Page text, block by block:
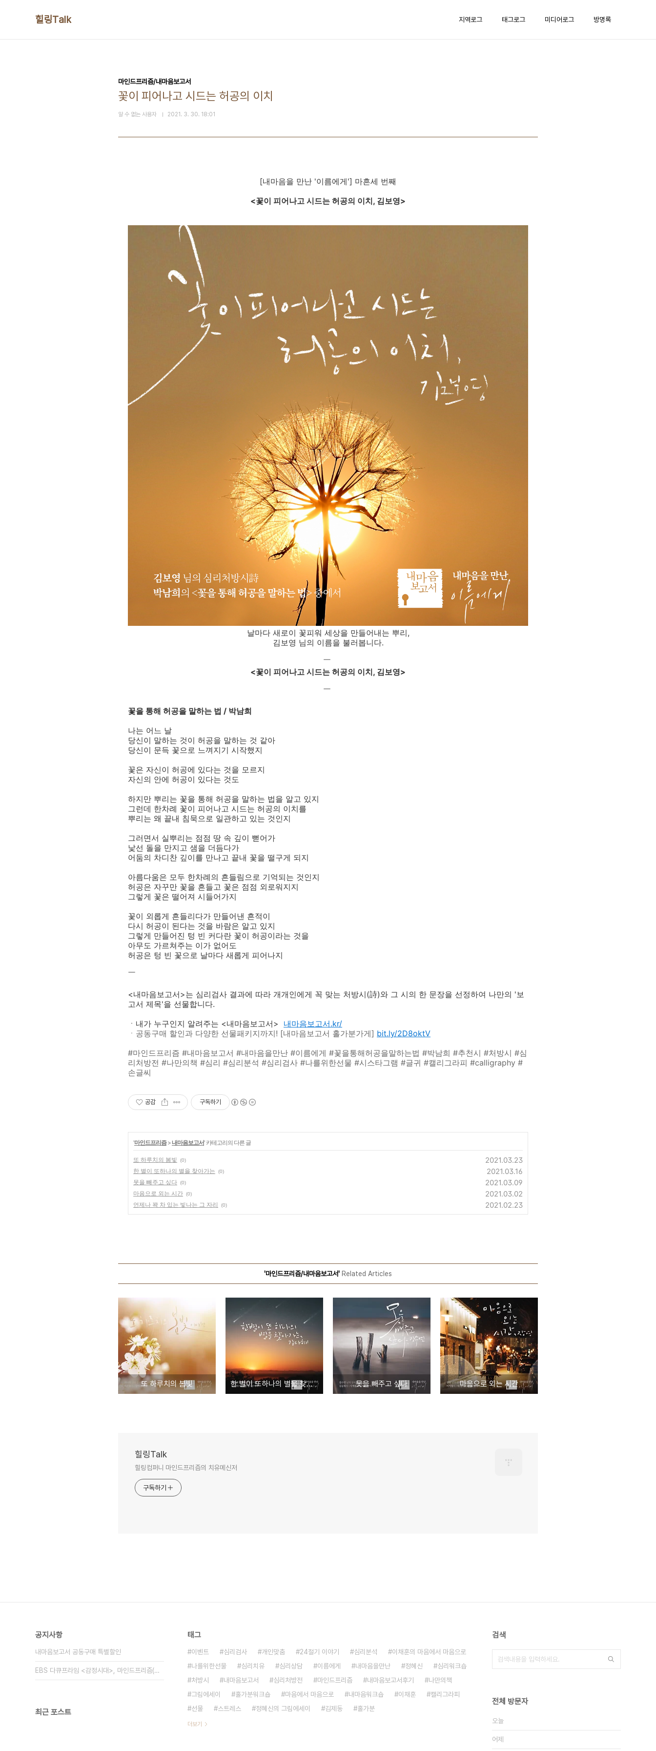
힐링Talk 지역로그 태그로그 미디어로그 방명록
마인드프리즘/내마음보고서
꽃이 피어나고 시드는 허공의 이치
알 수 없는 사용자 2021. 3. 30. 18:01
[내마음을 만난 '이름에게'] 마흔세 번째
<꽃이 피어나고 시드는 허공의 이치, 김보영>
날마다 새로이 꽃피워 세상을 만들어내는 뿌리,
김보영 님의 이름을 불러봅니다.
￣
<꽃이 피어나고 시드는 허공의 이치, 김보영>
￣
꽃을 통해 허공을 말하는 법 / 박남희
나는 어느 날
당신이 말하는 것이 허공을 말하는 것 같아
당신이 문득 꽃으로 느껴지기 시작했지
꽃은 자신이 허공에 있다는 것을 모르지
자신의 안에 허공이 있다는 것도
하지만 뿌리는 꽃을 통해 허공을 말하는 법을 알고 있지
그런데 한차례 꽃이 피어나고 시드는 허공의 이치를
뿌리는 왜 끝내 침묵으로 일관하고 있는 것인지
그러면서 실뿌리는 점점 땅 속 깊이 뻗어가
낯선 돌을 만지고 샘을 더듬다가
어둠의 차디찬 깊이를 만나고 끝내 꽃을 떨구게 되지
아름다움은 모두 한차례의 흔들림으로 기억되는 것인지
허공은 자꾸만 꽃을 흔들고 꽃은 점점 외로워지지
그렇게 꽃은 떨어져 시들어가지
꽃이 외롭게 흔들리다가 만들어낸 흔적이
다시 허공이 된다는 것을 바람은 알고 있지
그렇게 만들어진 텅 빈 커다란 꽃이 허공이라는 것을
아무도 가르쳐주는 이가 없어도
허공은 텅 빈 꽃으로 날마다 새롭게 피어나지
￣
<내마음보고서>는 심리검사 결과에 따라 개개인에게 꼭 맞는 처방시(詩)와 그 시의 한 문장을 선정하여 나만의 '보
고서 제목'을 선물합니다.
ㆍ내가 누구인지 알려주는 <내마음보고서>
내마음보고서.kr/
ㆍ공동구매 할인과 다양한 선물패키지까지! [내마음보고서 홀가분가게] bit.ly/2D8oktV
#마인드프리즘 #내마음보고서 #내마음을만난 #이름에게 #꽃을통해허공을말하는법 #박남희 #추천시 #처방시 #심
리처방전 #나만의책 #심리 #심리분석 #심리검사 #나를위한선물 #시스타그램 #글귀 #캘리그라피 #calligraphy #
손글씨
공감 구독하기
'마인드프리즘>내마음보고서' 카테고리의 다른 글
또 하루치의 봄빛 (0) 2021.03.23
한 별이 또하나의 별을 찾아가는 (0) 2021.03.16
못을 빼주고 싶다 (0) 2021.03.09
마음으로 외는 시간 (0) 2021.03.02
언제나 꽉 차 있는 빛나는 그 자리 (0) 2021.02.23
'마인드프리즘/내마음보고서' Related Articles
또 하루치의 봄빛 한 별이 또하나의 별을 찾아가는 못을 빼주고 싶다 마음으로 외는 시간
힐링Talk
힐링컴퍼니 마인드프리즘의 치유메신저
구독하기
공지사항
내마음보고서 공동구매 특별할인
EBS 다큐프라임 <감정시대>, 마인드프리즘(주)가 함께했습니다.
최근 포스트
태그
이벤트 심리검사 개인맞춤 24절기 이야기 심리분석
이채훈의 마음에서 마음으로
나를위한선물
심리치유 심리상담 이름에게 내마음을만난 정혜신
심리워크숍
처방시
내마음보고서 심리처방전 마인드프리즘 내마음보고서후기
나만의책
그림에세이
홀가분워크숍 마음에서 마음으로 내마음워크숍 이채훈
캘리그라피
선물
스트레스 정혜신의 그림에세이 김제동 홀가분
더보기
검색
전체 방문자
오늘
어제